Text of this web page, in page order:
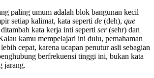
paling umum adalah blok bangunan kecil
setiap kalimat, kata seperti de (deh), que
kata kerja inti seperti ser(sehr) dan
kamu mempelajari ini dulu, pemahaman
cepat, karena ucapan penutur asli sebagian
berfrekuensi tinggi ini, bukan kata
jarang.